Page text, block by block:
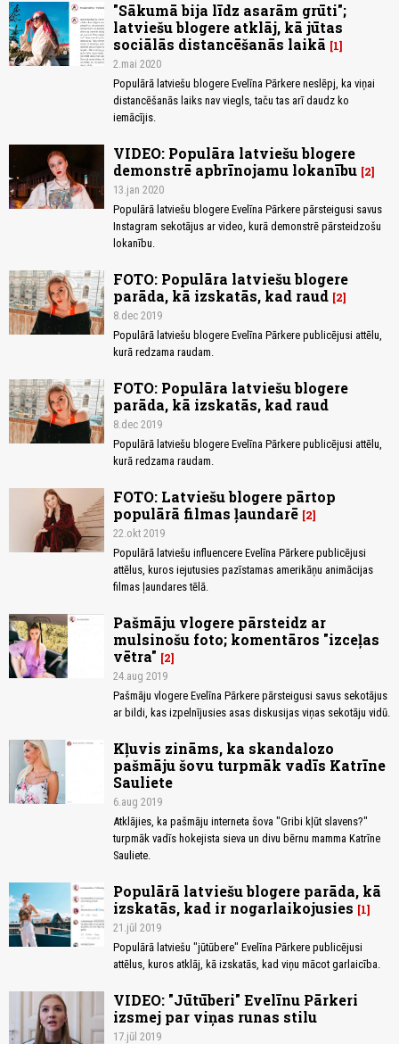
"Sākumā bija līdz asarām grūti";
latviešu blogere atklāj, kā jūtas
sociālās distancēšanās laikā
1
2.mai 2020
Populārā latviešu blogere Evelīna Pārkere neslēpj, ka viņai
distancēšanās laiks nav viegls, taču tas arī daudz ko
iemācījis.
VIDEO: Populāra latviešu blogere
demonstrē apbrīnojamu lokanību 2
13.jan 2020
Populārā latviešu blogere Evelīna Pārkere pārsteigusi savus
Instagram sekotājus ar video, kurā demonstrē pārsteidzošu
lokanību.
FOTO: Populāra latviešu blogere
parāda, kā izskatās, kad raud 2
8.dec 2019
Populārā latviešu blogere Evelīna Pārkere publicējusi attēlu,
kurā redzama raudam.
FOTO: Populāra latviešu blogere
parāda, kā izskatās, kad raud
8.dec 2019
Populārā latviešu blogere Evelīna Pārkere publicējusi attēlu,
kurā redzama raudam.
FOTO: Latviešu blogere pārtop
populārā filmas ļaundarē 2
22.okt 2019
Populārā latviešu influencere Evelīna Pārkere publicējusi
attēlus, kuros iejutusies pazīstamas amerikāņu animācijas
filmas ļaundares tēlā.
Pašmāju vlogere pārsteidz ar
mulsinošu foto; komentāros "izceļas
vētra"
2
24.aug 2019
Pašmāju vlogere Evelīna Pārkere pārsteigusi savus sekotājus
ar bildi, kas izpelnījusies asas diskusijas viņas sekotāju vidū.
Kļuvis zināms, ka skandalozo
pašmāju šovu turpmāk vadīs Katrīne
Sauliete
6.aug 2019
Atklājies, ka pašmāju interneta šova "Gribi kļūt slavens?"
turpmāk vadīs hokejista sieva un divu bērnu mamma Katrīne
Sauliete.
Populārā latviešu blogere parāda, kā
izskatās, kad ir nogarlaikojusies
1
21.jūl 2019
Populārā latviešu "jūtūbere" Evelīna Pārkere publicējusi
attēlus, kuros atklāj, kā izskatās, kad viņu mācot garlaicība.
VIDEO: "Jūtūberi" Evelīnu Pārkeri
izsmej par viņas runas stilu
17.jūl 2019